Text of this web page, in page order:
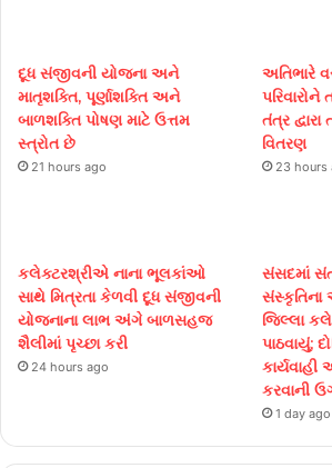
દૂધ સંજીવની યોજના અને
માતૃશક્તિ, પૂર્ણાશક્તિ અને
બાળશક્તિ પોષણ માટે ઉત્તમ
સ્ત્રોત છે
21 hours ago
અતિભારે
પરિવારોને
તંત્ર
વિતરણ
23 hours
કલેક્ટરશ્રીએ નાના ભૂલકાંઓ
સાથે મિત્રતા કેળવી દૂધ સંજીવની
યોજનાના લાભ અંગે બાળસહજ
શૈલીમાં પૃચ્છા કરી
24 hours ago
સંસદમાં
સંસ્કૃતિના
જિલ્લા
પાઠવાયું;
કરવાની
1 day ago